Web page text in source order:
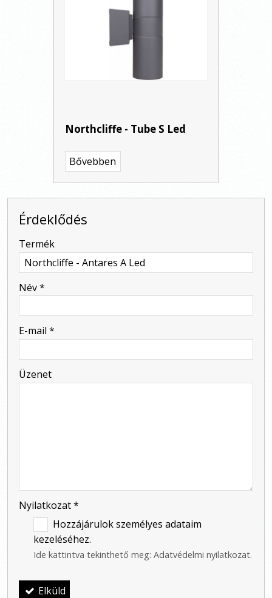
Northcliffe - Tube S Led
Bővebben
Érdeklődés
-
Termék
Név*
E-mail *
Üzenet
Nyilatkozat*
Hozzájárulok személyes adataim
kezeléséhez.
Ide kattintva tekinthető meg: Adatvédelmi nyilatkozat.
Elküld